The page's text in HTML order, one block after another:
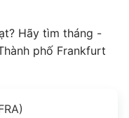
Hãy tìm tháng -
phố Frankfurt